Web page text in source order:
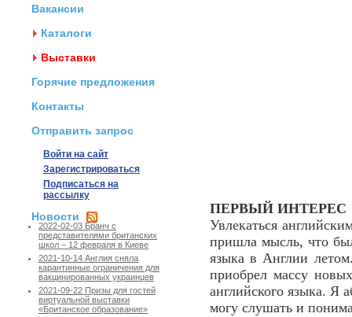
Вакансии
Каталоги
Выставки
Горячие предложения
Контакты
Отправить запрос
Войти на сайт
Зарегистрироваться
Подписаться на
рассылку
Новости
2022-02-03 Бранч с
представителями британских
школ – 12 февраля в Киеве
2021-10-14 Англия сняла
карантинные ограничения для
вакцинированных украинцев
2021-09-22 Призы для гостей
виртуальной выставки
«Британское образование»
ПЕРВЫЙ ИНТЕРЕС
Увлекаться
пришла мысль, что
языка в Англии
приобрел массу
английского языка. Я
могу слушать и